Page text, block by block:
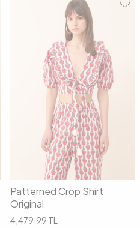
01 02
Patterned Crop Shirt
Original
4,479.99TL